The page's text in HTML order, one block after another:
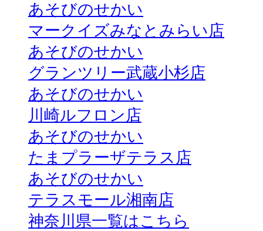
あそびのせかい
マークイズみなとみらい店
あそびのせかい
グランツリー武蔵小杉店
あそびのせかい
川崎ルフロン店
あそびのせかい
たまプラーザテラス店
あそびのせかい
テラスモール湘南店
神奈川県一覧はこちら